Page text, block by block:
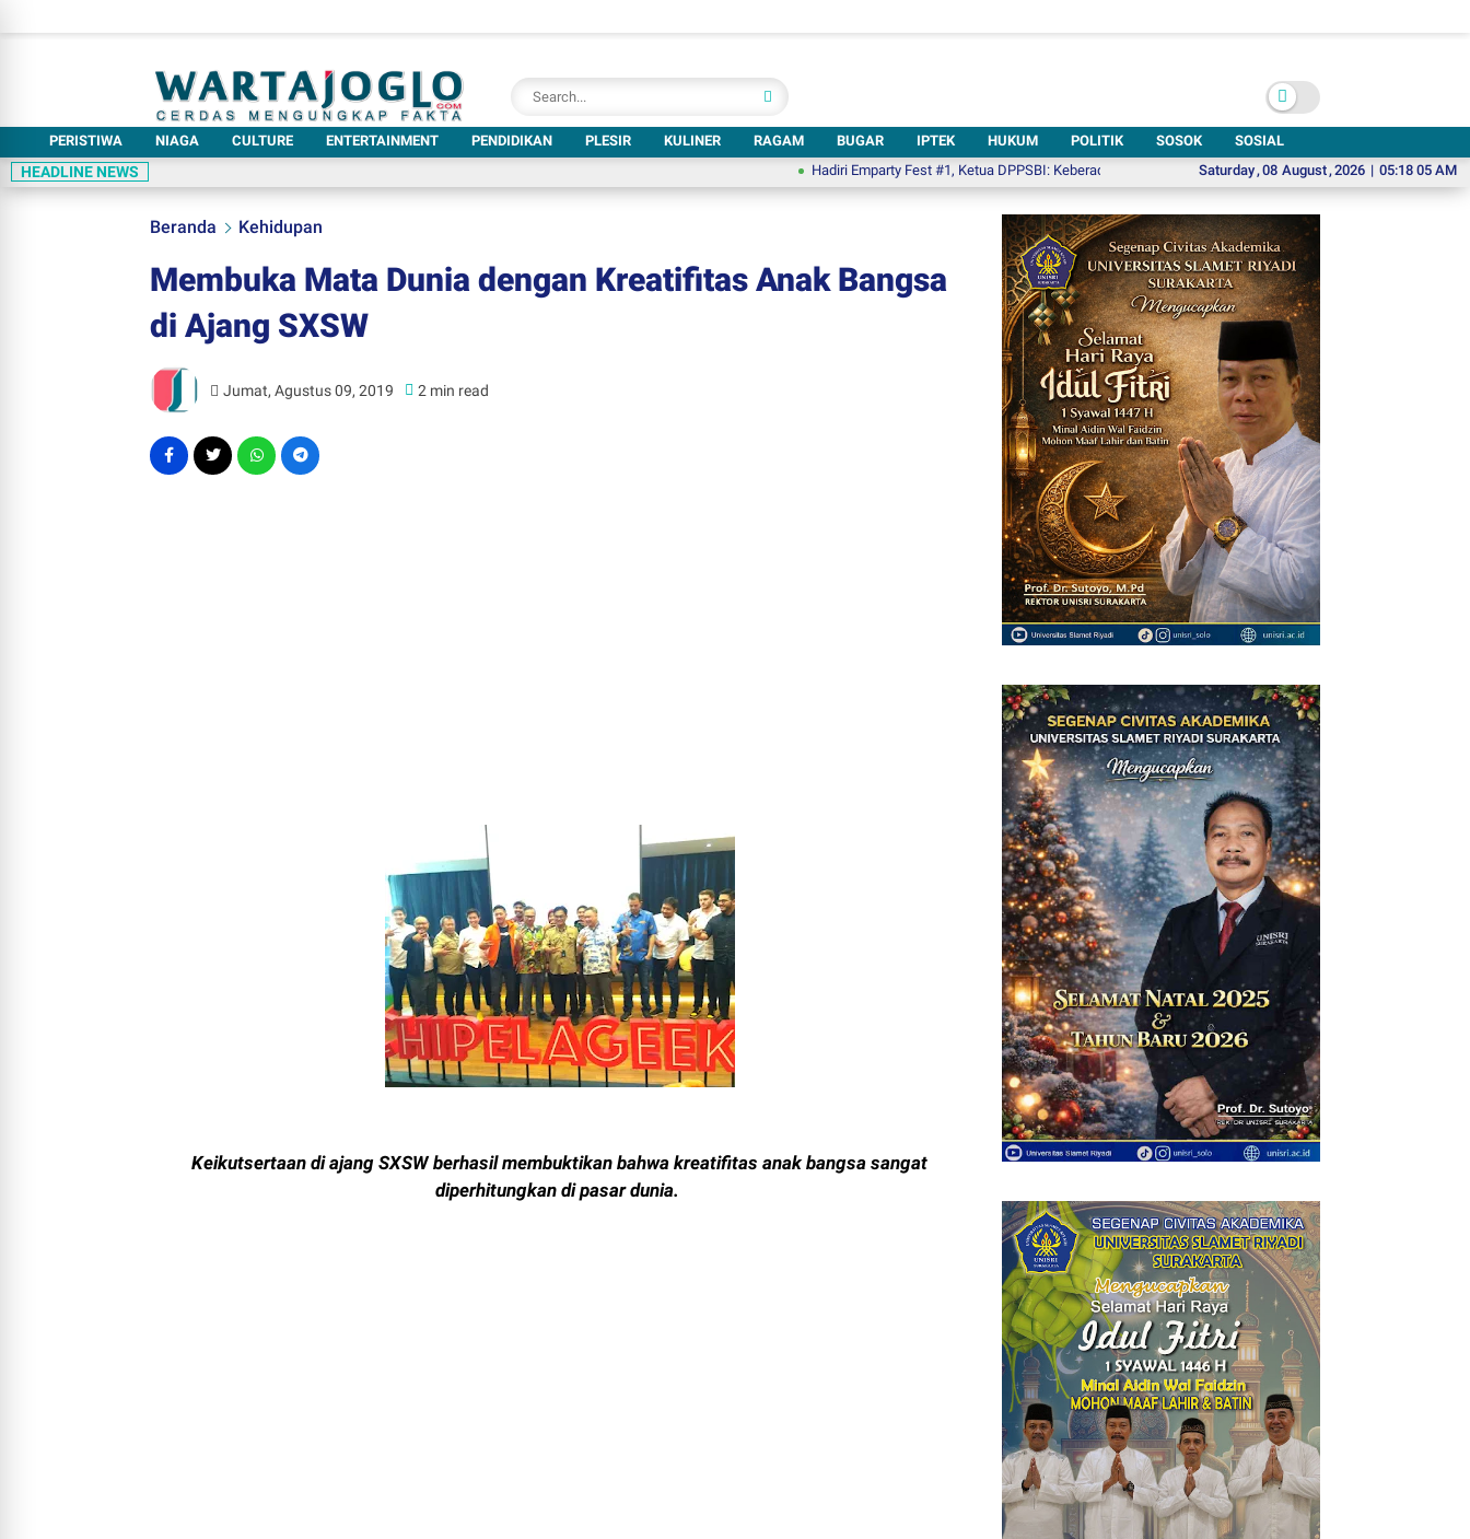
PERISTIWA NIAGA CULTURE ENTERTAINMENT PENDIDIKAN PLESIR KULINER RAGAM BUGAR IPTEK HUKUM POLITIK SOSOK
SOSIAL
Saturday,08 August,2026 | 05:18 06 AM
HEADLINE NEWS Hadiri Emparty Fest #1, Ketua DPPSBI: Keberadaan Gedung Kesenian di Solo Sangat Mendesak Pikolo 6, Ajak
Beranda Kehidupan
Membuka Mata Dunia dengan Kreatifitas Anak Bangsa
di Ajang SXSW
Jumat, Agustus 09, 2019 2 min read
Keikutsertaan di ajang SXSW berhasil membuktikan bahwa kreatifitas anak bangsa sangat
diperhitungkan di pasar dunia.